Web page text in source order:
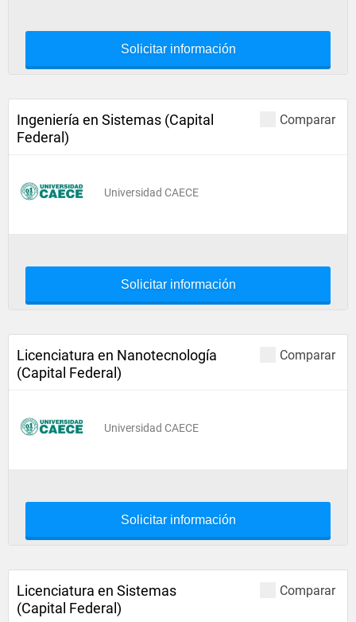
Solicitar información
Comparar
Ingeniería en Sistemas (Capital
Federal)
Universidad CAECE
Solicitar información
Comparar
Licenciatura en Nanotecnología
(Capital Federal)
Universidad CAECE
Solicitar información
Comparar
Licenciatura en Sistemas
(Capital Federal)